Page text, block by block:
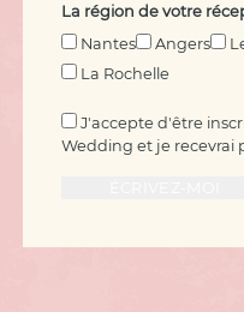
La région de votre
Nantes
Angers
La Rochelle
J'accepte d'être
Wedding et je recevrai